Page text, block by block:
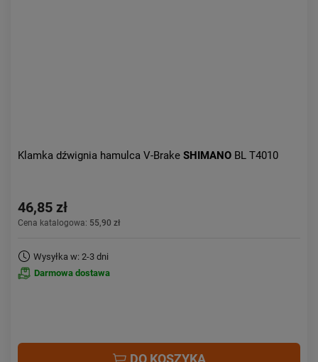
Klamka dźwignia hamulca V-Brake SHIMANO BL T4010
46,85 zł
Cena katalogowa: 55,90 zł
Wysyłka w: 2-3 dni
Darmowa dostawa
DO KOSZYKA